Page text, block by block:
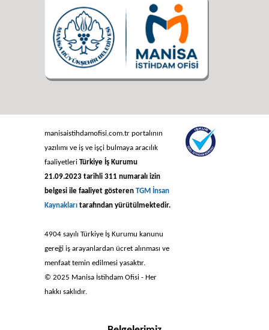
manisaistihdamofisi.com.tr portalının
yazılımı ve iş ve işçi bulmaya aracılık
faaliyetleri Türkiye İş Kurumu
21.09.2023 tarihli 311 numaralı izin
belgesi ile faaliyet gösteren TGM İnsan
Kaynakları tarafından yürütülmektedir.
4904 sayılı Türkiye İş Kurumu kanunu
gereği iş arayanlardan ücret alınması ve
menfaat temin edilmesi yasaktır.
© 2025 Manisa İstihdam Ofisi - Her
hakkı saklıdır.